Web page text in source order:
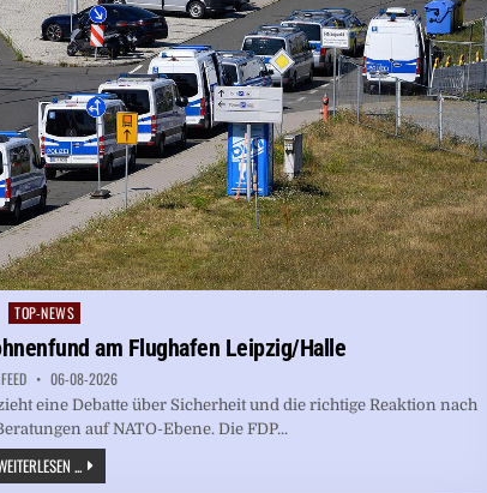
Posted
TOP-NEWS
am Flughafen Leipzig/Halle
06-08-2026
eine Debatte über Sicherheit und die richtige Reaktion nach
auf NATO-Ebene. Die FDP...
... SICHERHEITSDEBATTE
NACH